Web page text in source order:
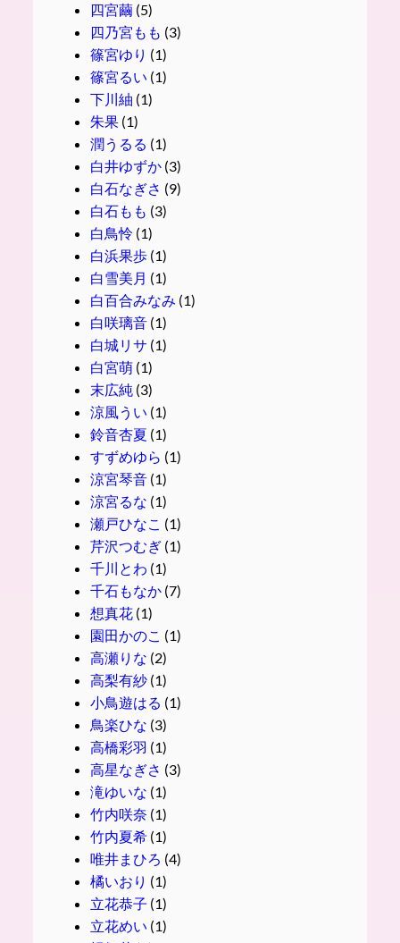
四宮繭(5)
四乃宮もも (3)
篠宮ゆり (1)
篠宮るい (1)
下川紬 (1)
朱果(1)
潤うるる (1)
白井ゆずか(3)
白石なぎさ (9)
白石もも (3)
白鳥怜(1)
白浜果歩(1)
白雪美月 (1)
白百合みなみ (1)
白咲璃音(1)
白城リサ (1)
白宮萌(1)
末広純 (3)
涼風うい (1)
鈴音杏夏 (1)
すずめゆら (1)
涼宮琴音(1)
涼宮るな (1)
瀬戸ひなこ (1)
芹沢つむぎ(1)
千川とわ (1)
千石もなか(7)
想真花(1)
園田かのこ (1)
高瀬りな (2)
高梨有紗(1)
小鳥遊はる (1)
鳥楽ひな (3)
高橋彩羽 (1)
高星なぎさ (3)
滝ゆいな (1)
竹内咲奈 (1)
竹内夏希(1)
唯井まひろ (4)
橘いおり (1)
立花恭子 (1)
立花めい (1)